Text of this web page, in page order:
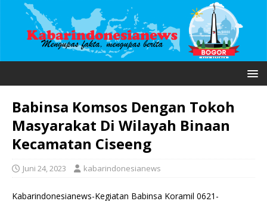
Babinsa Komsos Dengan Tokoh
Masyarakat Di Wilayah Binaan
Kecamatan Ciseeng
Juni 24, 2023 kabarindonesianews
Kabarindonesianews-Kegiatan Babinsa Koramil 0621-